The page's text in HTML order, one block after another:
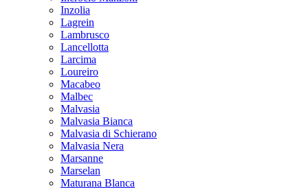
Inzolia
Lagrein
Lambrusco
Lancellotta
Larcima
Loureiro
Macabeo
Malbec
Malvasia
Malvasia Bianca
Malvasia di Schierano
Malvasia Nera
Marsanne
Marselan
Maturana Blanca